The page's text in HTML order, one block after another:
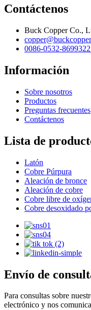
Contáctenos
Buck Copper Co.,
0086-0532-
Información
Sobre nosotros
Productos
Preguntas frecuentes
Contáctenos
Lista de
Latón
Cobre Púrpura
Aleación de bronce
Aleación de cobre
Cobre libre de
Cobre desoxidado
Envío de
Para consultas sobre
electrónico y nos